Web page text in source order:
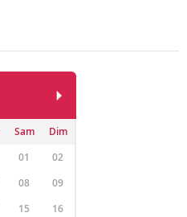
Sam
Dim
01
02
08
09
15
16